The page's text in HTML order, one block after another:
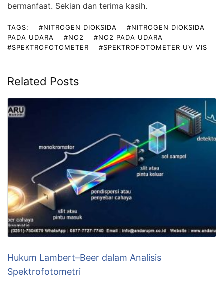
bermanfaat. Sekian dan terima kasih.
TAGS: #NITROGEN DIOKSIDA
#NITROGEN DIOKSIDA
PADA UDARA
#NO2
#NO2 PADA UDARA
#SPEKTROFOTOMETER
#SPEKTROFOTOMETER UV VIS
Related Posts
Hukum Lambert–Beer dalam Analisis
Spektrofotometri